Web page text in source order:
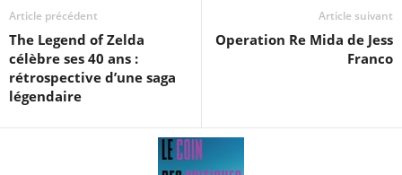
Article précédent
The Legend of Zelda
célèbre ses 40 ans :
rétrospective d’une saga
légendaire
Article suivant
Operation Re Mida de Jess
Franco